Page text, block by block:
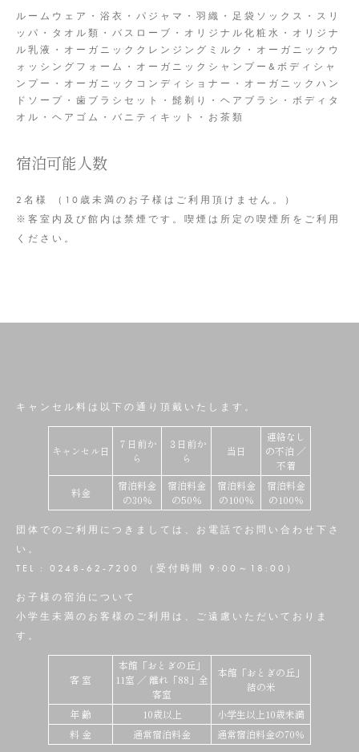
ルームウェア・浴衣・パジャマ・羽織・足袋ソックス・スリ
ッパ・タオル類・バスローブ・オリジナル化粧水・オリジナ
ル乳液・オーガニッククレンジングミルク・オーガニックウ
ォッシングフォーム・オーガニックシャンプー&ボディシャ
ンプー・オーガニックコンディショナー・オーガニックハン
ドソープ・歯ブラシセット・髭剃り・ヘアブラシ・ボディタ
オル・ヘアゴム・バニティキット・お茶類
宿泊可能人数
2名様 （10歳未満のお子様はご利用頂けません。）
※客室内及び館内は禁煙です。喫煙は所定の喫煙所をご利用
ください。
キャンセル料は以下の通り頂戴いたします。
キャンセル日
７日前か
ら
３日前か
ら
当日
連絡なし
の不泊 ／
不着
料金
宿泊料金
の30％
宿泊料金
の50％
宿泊料金
の100％
宿泊料金
の100％
団体でのご利用につきましては、お電話でお問い合わせ下さ
い。
TEL : 0248-62-7200 （受付時間 9:00～18:00）
お子様の宿泊について
小学生未満のお客様のご利用は、ご遠慮いただいておりま
す。
客 室
本館「おとぎの丘」
11室 ／ 離れ「88」全
客室
本館「おとぎの丘」
結の米
年 齢 10歳以上 小学生以上10歳未満
料 金 通常宿泊料金 通常宿泊料金の70％